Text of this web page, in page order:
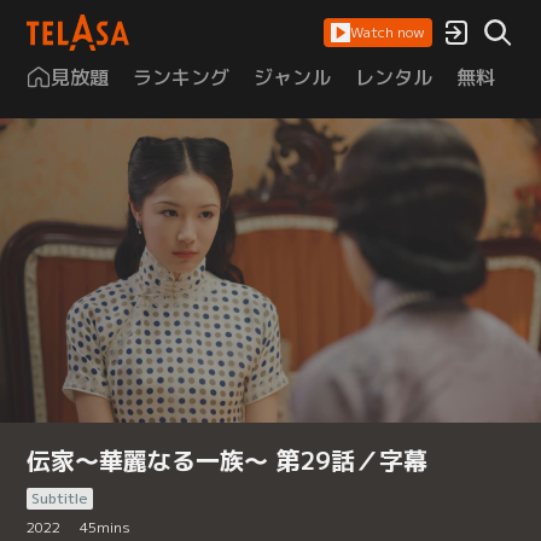
Watch now
見放題 ランキング ジャンル レンタル 無料
伝家～華麗なる一族～ 第29話／字幕
Subtitle
2022
45mins